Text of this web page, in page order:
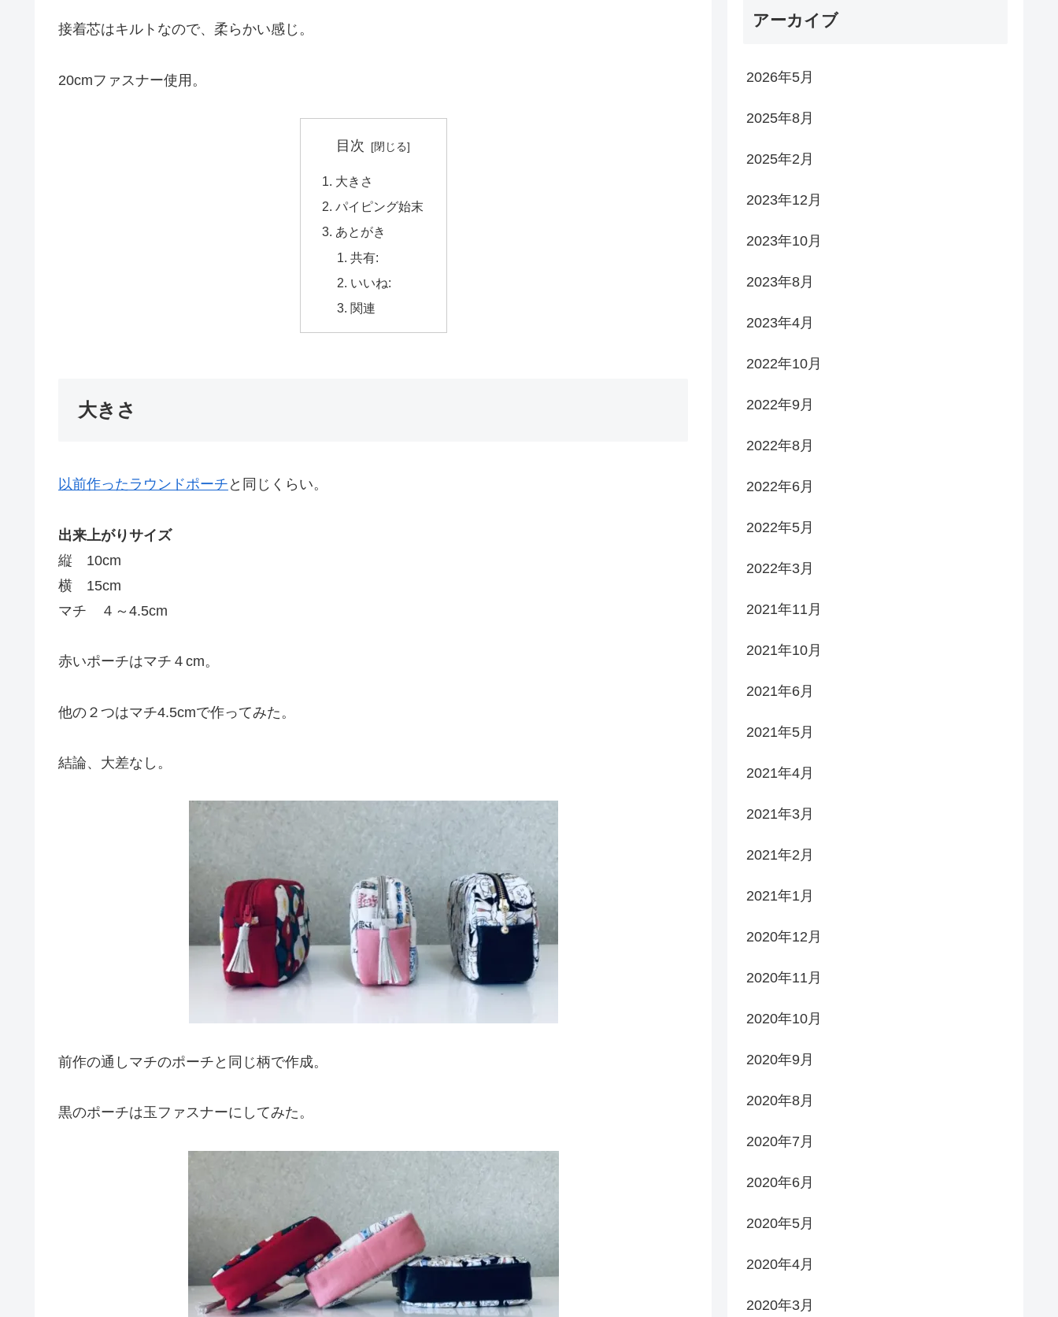
接着芯はキルトなので、柔らかい感じ。
20cmファスナー使用。
目次
大きさ
パイピング始末
あとがき
共有:
いいね:
関連
大きさ
以前作ったラウンドポーチ と同じくらい。
出来上がりサイズ
縦 10cm
横 15cm
マチ ４～4.5cm
赤いポーチはマチ４cm。
他の２つはマチ4.5cmで作ってみた。
結論、大差なし。
前作の通しマチのポーチと同じ柄で作成。
黒のポーチは玉ファスナーにしてみた。
アーカイブ
2026年5月
2025年8月
2025年2月
2023年12月
2023年10月
2023年8月
2023年4月
2022年10月
2022年9月
2022年8月
2022年6月
2022年5月
2022年3月
2021年11月
2021年10月
2021年6月
2021年5月
2021年4月
2021年3月
2021年2月
2021年1月
2020年12月
2020年11月
2020年10月
2020年9月
2020年8月
2020年7月
2020年6月
2020年5月
2020年4月
2020年3月